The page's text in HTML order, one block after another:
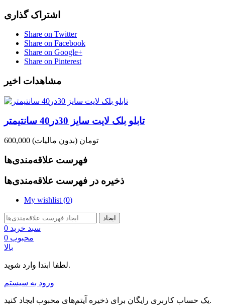
اشتراک گذاری
Share on Twitter
Share on Facebook
Share on Google+
Share on Pinterest
مشاهدات اخیر
تابلو بلک لایت سایز 30در40 سانتیمتر
600,000 تومان (بدون مالیات)
فهرست علاقه‌مندی‌ها
ذخیره در فهرست علاقه‌مندی‌ها
My wishlist (0)
ایجاد
سبد خرید 0
محبوب 0
بالا
لطفا ابتدا وارد شوید.
ورود به سیستم
یک حساب کاربری رایگان برای ذخیره آیتم‌های محبوب ایجاد کنید.